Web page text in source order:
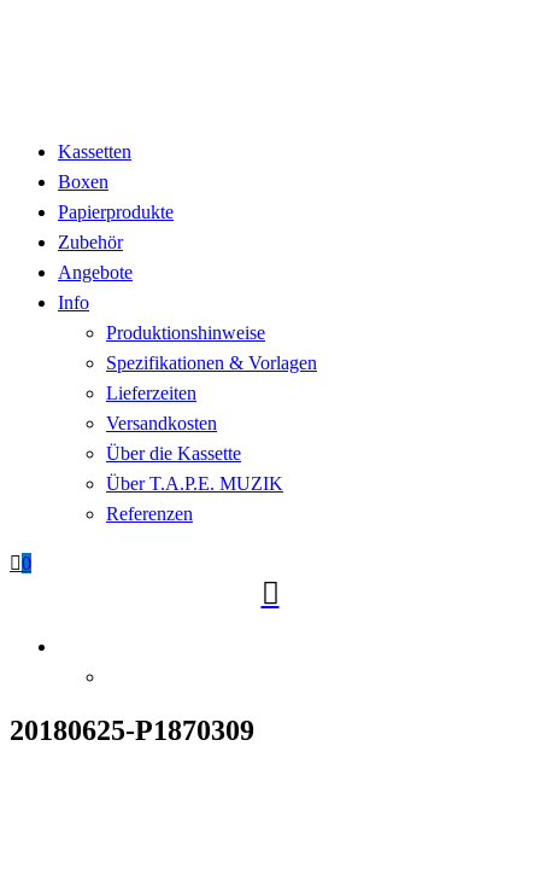
Kassetten
Boxen
Papierprodukte
Zubehör
Angebote
Info
Produktionshinweise
Spezifikationen & Vorlagen
Lieferzeiten
Versandkosten
Über die Kassette
Über T.A.P.E. MUZIK
Referenzen
0

20180625-P1870309